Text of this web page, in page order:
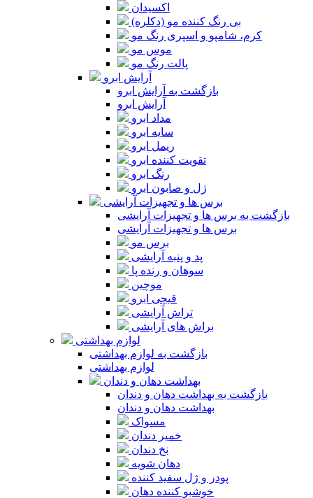
اکسیدان
بی رنگ کننده مو (دکلره)
کرم، شامپو و اسپری رنگ مو
موس مو
پالت رنگ مو
آرایش ابرو
بازگشت به آرایش ابرو
آرایش ابرو
مداد ابرو
سایه ابرو
ریمل ابرو
تقویت کننده ابرو
رنگ ابرو
ژل و صابون ابرو
برس ها و تجهیزات آرایشی
بازگشت به برس ها و تجهیزات آرایشی
برس ها و تجهیزات آرایشی
برس مو
پد و پنبه آرایشی
سوهان و رنده پا
موچین
قیچی ابرو
تراش آرایشی
براش های آرایشی
لوازم بهداشتی
بازگشت به لوازم بهداشتی
لوازم بهداشتی
بهداشت دهان و دندان
بازگشت به بهداشت دهان و دندان
بهداشت دهان و دندان
مسواک
خمیر دندان
نخ دندان
دهان شویه
پودر و ژل سفید کننده
خوشبو کننده دهان